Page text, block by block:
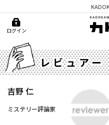
ログイン
レビュアー
吉野 仁
ミステリー評論家